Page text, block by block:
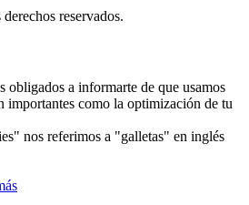
reservados.
obligados a informarte de que usamos
importantes como la optimización de tu
nos referimos a "galletas" en inglés